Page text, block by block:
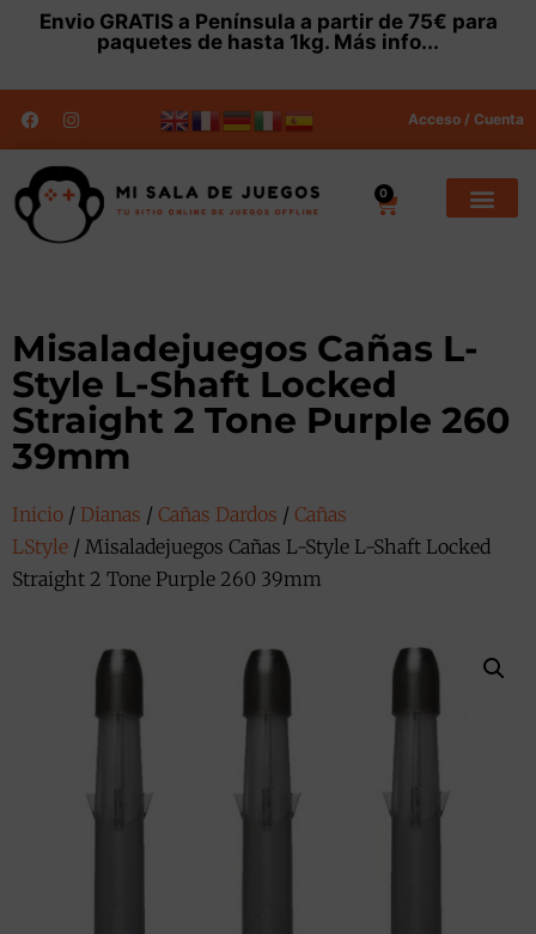
Envio GRATISa Península a partir de 75€ para
paquetes de hasta 1kg. Más info...
Acceso / Cuenta
0
Misaladejuegos Cañas L-
Style L-Shaft Locked
Straight 2 Tone Purple 260
39mm
Inicio / Dianas / Cañas Dardos / Cañas
LStyle / Misaladejuegos Cañas L-Style L-Shaft Locked
Straight 2 Tone Purple 260 39mm